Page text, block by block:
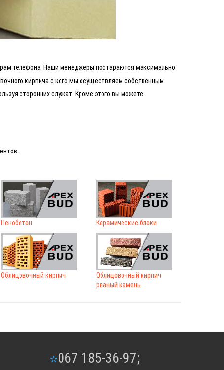
телефона. Наши менеджеры постараются максимально
кирпича с кого мы осуществляем собственным
сторонних служат. Кроме этого вы можете
Пенобетон Керамические блоки
Облицовочный кирпич
Облицовочный кирпич
рваный камень
067 185-36-97;